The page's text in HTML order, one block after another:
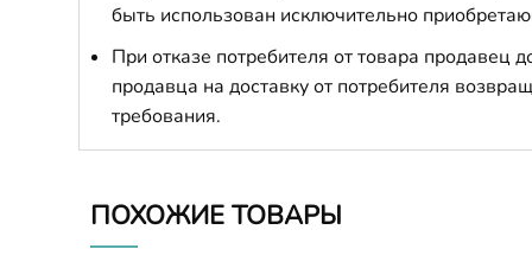
быть использован исключительно
При отказе потребителя от товара
продавца на доставку от потребителя
требования.
ПОХОЖИЕ ТОВАРЫ